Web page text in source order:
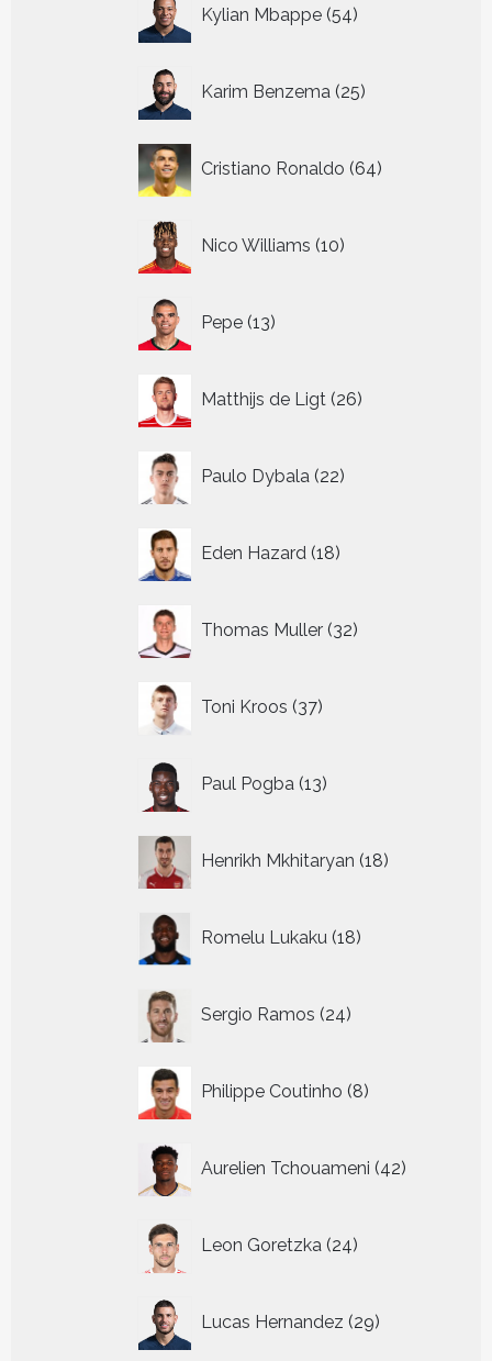
Kylian Mbappe 54
producten
Karim Benzema 25
producten
Cristiano Ronaldo 64
producten
Nico Williams 10
producten
Pepe 13
producten
Matthijs de Ligt 26
producten
Paulo Dybala 22
producten
Eden Hazard 18
producten
Thomas Muller 32
producten
Toni Kroos 37
producten
Paul Pogba 13
producten
Henrikh Mkhitaryan 18
producten
Romelu Lukaku 18
producten
Sergio Ramos 24
producten
Philippe Coutinho 8
producten
Aurelien Tchouameni 42
producten
Leon Goretzka 24
producten
Lucas Hernandez 29
producten